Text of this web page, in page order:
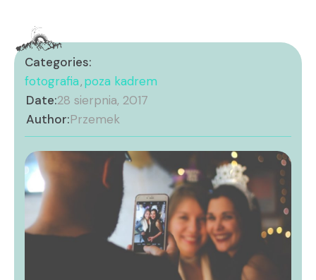
Categories:
fotografia, poza kadrem
Date:28 sierpnia, 2017
Author:Przemek